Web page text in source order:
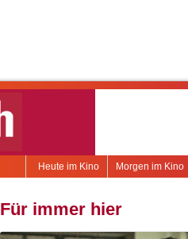
Morgen im Kino
Heute im Kino
Für immer hier